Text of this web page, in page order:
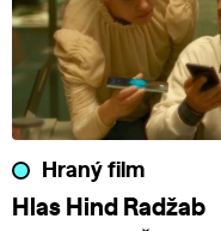
Hraný film
Hlas Hind Radžab